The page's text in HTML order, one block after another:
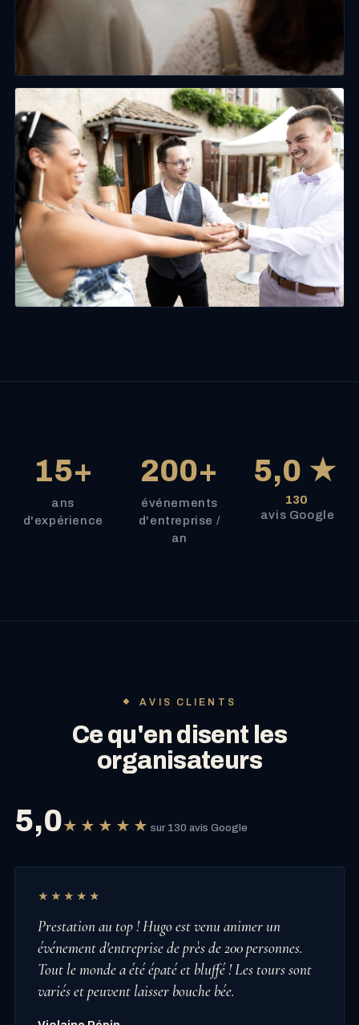
15+
ans
d'expérience
200+
événements
d'entreprise /
an
5,0 ★
130
avis Google
AVIS CLIENTS
Ce qu'en disent les
organisateurs
5,0★★★★★ sur 130 avis Google
★★★★★
Prestation au top ! Hugo est venu animer un
événement d'entreprise de près de 200 personnes.
Tout le monde a été épaté et bluffé ! Les tours sont
variés et peuvent laisser bouche bée.